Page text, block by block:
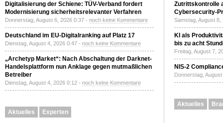
Digitalisierung der Schiene: TÜV-Verband fordert
Modernisierung sicherheitsrelevanter Verfahren
Donnerstag, August 6, 2026 0:37 - noch keine Kommentare
Deutschland im EU-Digitalranking auf Platz 17
Dienstag, August 4, 2026 0:47 - noch keine Kommentare
„Archetyp Market“: Nach Abschaltung der Darknet-
Handelsplattform nun Anklage gegen mutmaßlichen
Betreiber
Dienstag, August 4, 2026 0:12 - noch keine Kommentare
Aktuelles Experten
Zutrittskontrolle
Cybersecurity-
Samstag, August
KI als
bis zu acht
Freitag, August 7,
NIS-2
Donnerstag,
Aktuelles